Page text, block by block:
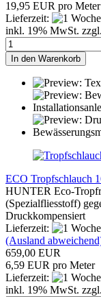
19,95 EUR pro Meter
Lieferzeit:
inkl. 19% MwSt. zzgl.
In den Warenkorb
ECO Tropfschlauch
HUNTER Eco-
(Spezialfliesstoff)
Druckkompensiert
Lieferzeit:
(Ausland
659,00 EUR
6,59 EUR pro Meter
Lieferzeit:
inkl. 19% MwSt. zzgl.